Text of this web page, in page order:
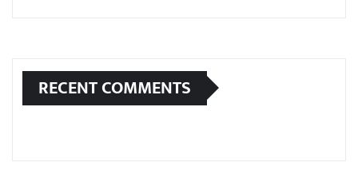
RECENT COMMENTS